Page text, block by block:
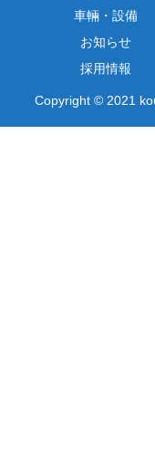
車輛・設備
お知らせ
採用情報
Copyright © 2021